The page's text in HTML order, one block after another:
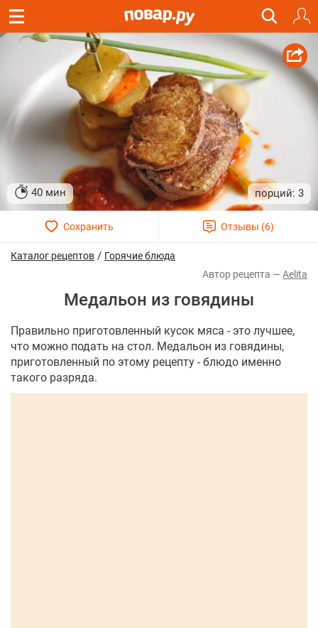
40 мин 3
Каталог рецептов / Горячие блюда
Aelita
Медальон из говядины
Правильно приготовленный кусок мяса - это лучшее,
что можно подать на стол. Медальон из говядины,
приготовленный по этому рецепту - блюдо именно
такого разряда.